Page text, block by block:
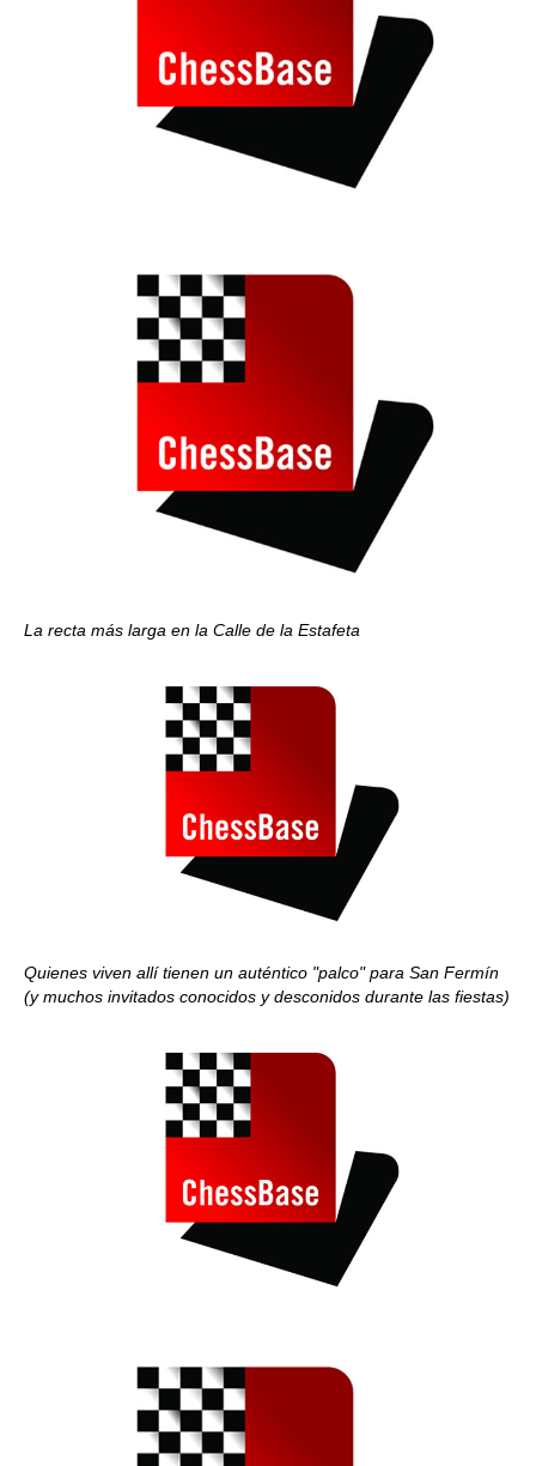
La recta más larga en la Calle de la Estafeta
Quienes viven allí tienen un auténtico "palco" para San Fermín
(y muchos invitados conocidos y desconidos durante las fiestas)